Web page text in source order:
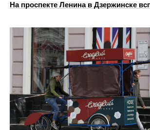
На проспекте Ленина в Дзержинске